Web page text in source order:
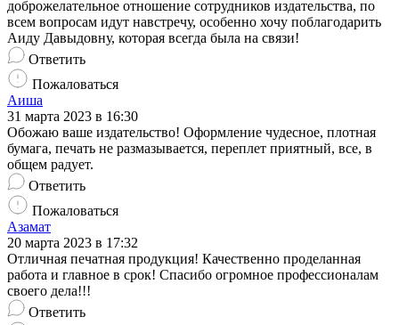
доброжелательное отношение сотрудников издательства, по
всем вопросам идут навстречу, особенно хочу поблагодарить
Аиду Давыдовну, которая всегда была на связи!
Ответить
Пожаловаться
Аиша
31 марта 2023 в 16:30
Обожаю ваше издательство! Оформление чудесное, плотная
бумага, печать не размазывается, переплет приятный, все, в
общем радует.
Ответить
Пожаловаться
Азамат
20 марта 2023 в 17:32
Отличная печатная продукция! Качественно проделанная
работа и главное в срок! Спасибо огромное профессионалам
своего дела!!!
Ответить